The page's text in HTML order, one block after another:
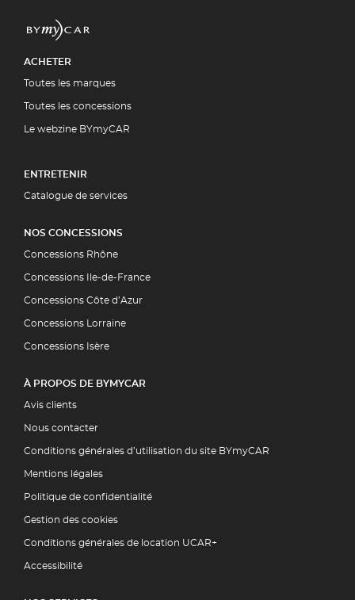
ACHETER
Toutes les marques
Toutes les concessions
Le webzine BYmyCAR
ENTRETENIR
Catalogue de services
NOS CONCESSIONS
Concessions Rhône
Concessions Ile-de-France
Concessions Côte d’Azur
Concessions Lorraine
Concessions Isère
À PROPOS DE BYMYCAR
Avis clients
Nous contacter
Conditions générales d’utilisation du site BYmyCAR
Mentions légales
Politique de confidentialité
Gestion des cookies
Conditions générales de location UCAR+
Accessibilité